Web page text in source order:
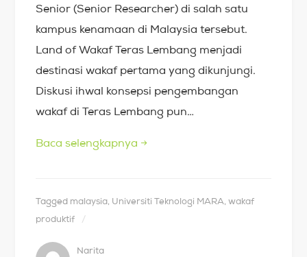
Senior (Senior Researcher) di salah satu
kampus kenamaan di Malaysia tersebut.
Land of Wakaf Teras Lembang menjadi
destinasi wakaf pertama yang dikunjungi.
Diskusi ihwal konsepsi pengembangan
wakaf di Teras Lembang pun…
Baca selengkapnya →
Tagged malaysia, Universiti Teknologi MARA,wakaf
produktif
Narita